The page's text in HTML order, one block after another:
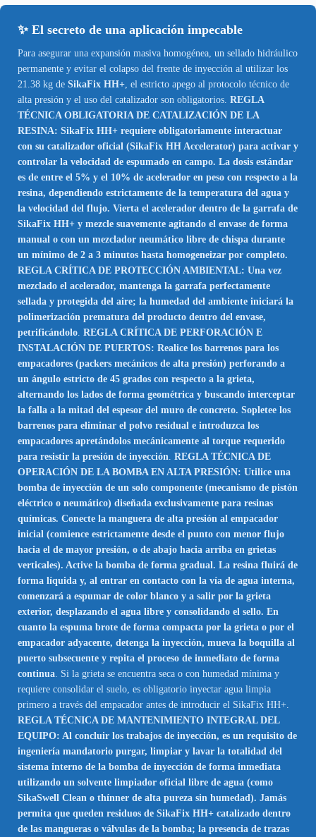
✨ El secreto de una aplicación impecable
Para asegurar una expansión masiva homogénea, un sellado hidráulico
permanente y evitar el colapso del frente de inyección al utilizar los
21.38 kg de SikaFix HH+, el estricto apego al protocolo técnico de
alta presión y el uso del catalizador son obligatorios. REGLA
TÉCNICA OBLIGATORIA DE CATALIZACIÓN DE LA
RESINA: SikaFix HH+ requiere obligatoriamente interactuar
con su catalizador oficial (SikaFix HH Accelerator) para activar y
controlar la velocidad de espumado en campo. La dosis estándar
es de entre el 5% y el 10% de acelerador en peso con respecto a la
resina, dependiendo estrictamente de la temperatura del agua y
la velocidad del flujo. Vierta el acelerador dentro de la garrafa de
SikaFix HH+ y mezcle suavemente agitando el envase de forma
manual o con un mezclador neumático libre de chispa durante
un mínimo de 2 a 3 minutos hasta homogeneizar por completo.
REGLA CRÍTICA DE PROTECCIÓN AMBIENTAL: Una vez
mezclado el acelerador, mantenga la garrafa perfectamente
sellada y protegida del aire; la humedad del ambiente iniciará la
polimerización prematura del producto dentro del envase,
petrificándolo. REGLA CRÍTICA DE PERFORACIÓN E
INSTALACIÓN DE PUERTOS: Realice los barrenos para los
empacadores (packers mecánicos de alta presión) perforando a
un ángulo estricto de 45 grados con respecto a la grieta,
alternando los lados de forma geométrica y buscando interceptar
la falla a la mitad del espesor del muro de concreto. Sopletee los
barrenos para eliminar el polvo residual e introduzca los
empacadores apretándolos mecánicamente al torque requerido
para resistir la presión de inyección. REGLA TÉCNICA DE
OPERACIÓN DE LA BOMBA EN ALTA PRESIÓN: Utilice una
bomba de inyección de un solo componente (mecanismo de pistón
eléctrico o neumático) diseñada exclusivamente para resinas
químicas. Conecte la manguera de alta presión al empacador
inicial (comience estrictamente desde el punto con menor flujo
hacia el de mayor presión, o de abajo hacia arriba en grietas
verticales). Active la bomba de forma gradual. La resina fluirá de
forma líquida y, al entrar en contacto con la vía de agua interna,
comenzará a espumar de color blanco y a salir por la grieta
exterior, desplazando el agua libre y consolidando el sello. En
cuanto la espuma brote de forma compacta por la grieta o por el
empacador adyacente, detenga la inyección, mueva la boquilla al
puerto subsecuente y repita el proceso de inmediato de forma
continua. Si la grieta se encuentra seca o con humedad mínima y
requiere consolidar el suelo, es obligatorio inyectar agua limpia
primero a través del empacador antes de introducir el SikaFix HH+.
REGLA TÉCNICA DE MANTENIMIENTO INTEGRAL DEL
EQUIPO: Al concluir los trabajos de inyección, es un requisito de
ingeniería mandatorio purgar, limpiar y lavar la totalidad del
sistema interno de la bomba de inyección de forma inmediata
utilizando un solvente limpiador oficial libre de agua (como
SikaSwell Clean o thínner de alta pureza sin humedad). Jamás
permita que queden residuos de SikaFix HH+ catalizado dentro
de las mangueras o válvulas de la bomba; la presencia de trazas